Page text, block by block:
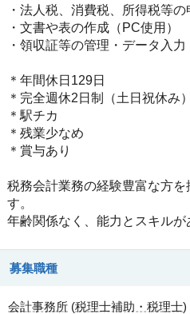
・法人税、消費税、所得税等
・文書や表の作成（PC使用）
・領収証等の管理・データ入
＊年間休日129日
＊完全週休2日制（土日祝休み）
＊駅チカ
＊残業少なめ
＊賞与あり
税務会計業務の経験豊富な方
す。
年齢関係なく、能力とスキルが
募集職種
会計事務所 (税理士補助・税理士)